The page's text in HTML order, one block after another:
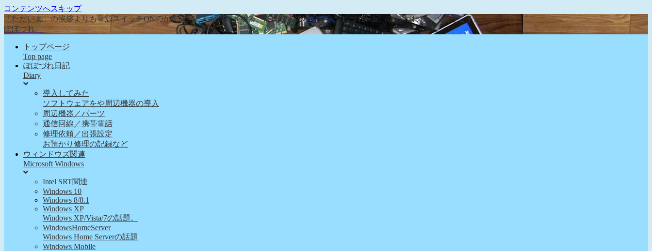
コンテンツへスキップ
「ただいま」の挨拶よりも電源スイッチONのが先な、そんな日常を綴る『ぽぽろんのパソコンつれづれ日記（ぽぽづれ）』へようこそ。
ぽぽづれ。
トップページ
Top page
ぽぽづれ日記
Diary
導入してみた
ソフトウェアをや周辺機器の導入
周辺機器／パーツ
通信回線／携帯電話
修理依頼／出張設定
お預かり修理の記録など
ウィンドウズ関連
Microsoft Windows
Intel SRT関連
Windows 10
Windows 8/8.1
Windows XP
Windows XP/Vista/7の話題。
WindowsHomeServer
Windows Home Serverの話題
Windows Mobile